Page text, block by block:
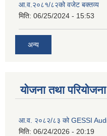
आ.व.२०८१/८२को वजेट बक्तव्य
मिति: 06/25/2024 - 15:53
अन्य
योजना तथा परियोजना
आ.व. २०८२/८३ को GESSI
मिति: 06/24/2026 - 20:19